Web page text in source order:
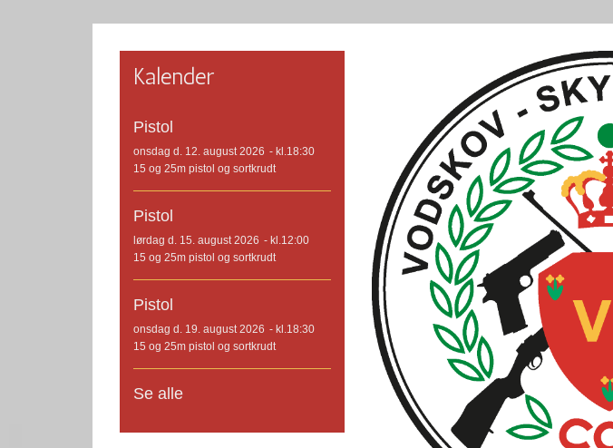
Kalender
Pistol
onsdag d. 12. august 2026 - kl.18:30
15 og 25m pistol og sortkrudt
Pistol
lørdag d. 15. august 2026 - kl.12:00
15 og 25m pistol og sortkrudt
Pistol
onsdag d. 19. august 2026 - kl.18:30
15 og 25m pistol og sortkrudt
Se alle